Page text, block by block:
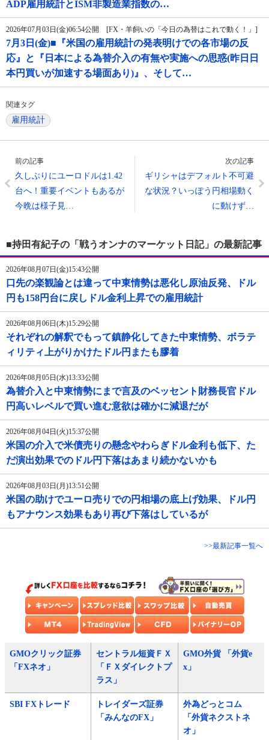
ADP雇用統計とISM非製造業指数の…
2026年07月03日(金)06:54公開 [FX・羊飼いの「今日の為替はこれで動く！」]
7月3日(金)■『米国の雇用統計の発表明けでの各市場の反
応』と『日本による為替介入の有無や実施への思惑(昨日日
本円買いが加速する場面あり)』、そして…
関連タグ
雇用統計
前の記事
久しぶりにユーロドルは1.42
台へ！重要イベントもあるが
今晩は様子見…
次の記事
ギリシャはデフォルト不可避
な状況？いっぽう円相場動く
に動けず…
■持田有紀子の「戦うオンナのマーケット日記」の最新記事
2026年08月07日(金)15:43公開
口先の楽観論とは違って中東情勢は悪化し原油反発、ドル
円も158円台に戻しドル金利上昇での雇用統計
2026年08月06日(木)15:29公開
それぞれの解釈でもって鎮静化してきた中東情勢、ボラテ
ィリティ上がりかけたドル円またも膠着
2026年08月05日(水)13:33公開
為替介入と中東情勢にまで言及のベッセント財務長官ドル
円高いレベルで買い進む意欲は確かに減退だが
2026年08月04日(火)15:37公開
米国の介入で米債売りの懸念やわらぎドル金利も低下、た
だ演出効果でのドル円下落はあまり続かないかも
2026年08月03日(月)13:51公開
米国の助けでユーロ売りでの円相場の底上げ効果、ドル円
もアナウンス効果もあり再び下落はしているが
>>最新記事一覧へ
GMOクリック証券
「FXネオ」
セントラル短資ＦＸ
「ＦＸダイレクトプ
ラス」
GMO外貨 「外貨e
x」
SBI FXトレード
トレイダーズ証券
「みんなのFX」
外為どっとコム
「外貨ネクストネ
オ」